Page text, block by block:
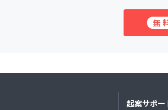
起案サポー